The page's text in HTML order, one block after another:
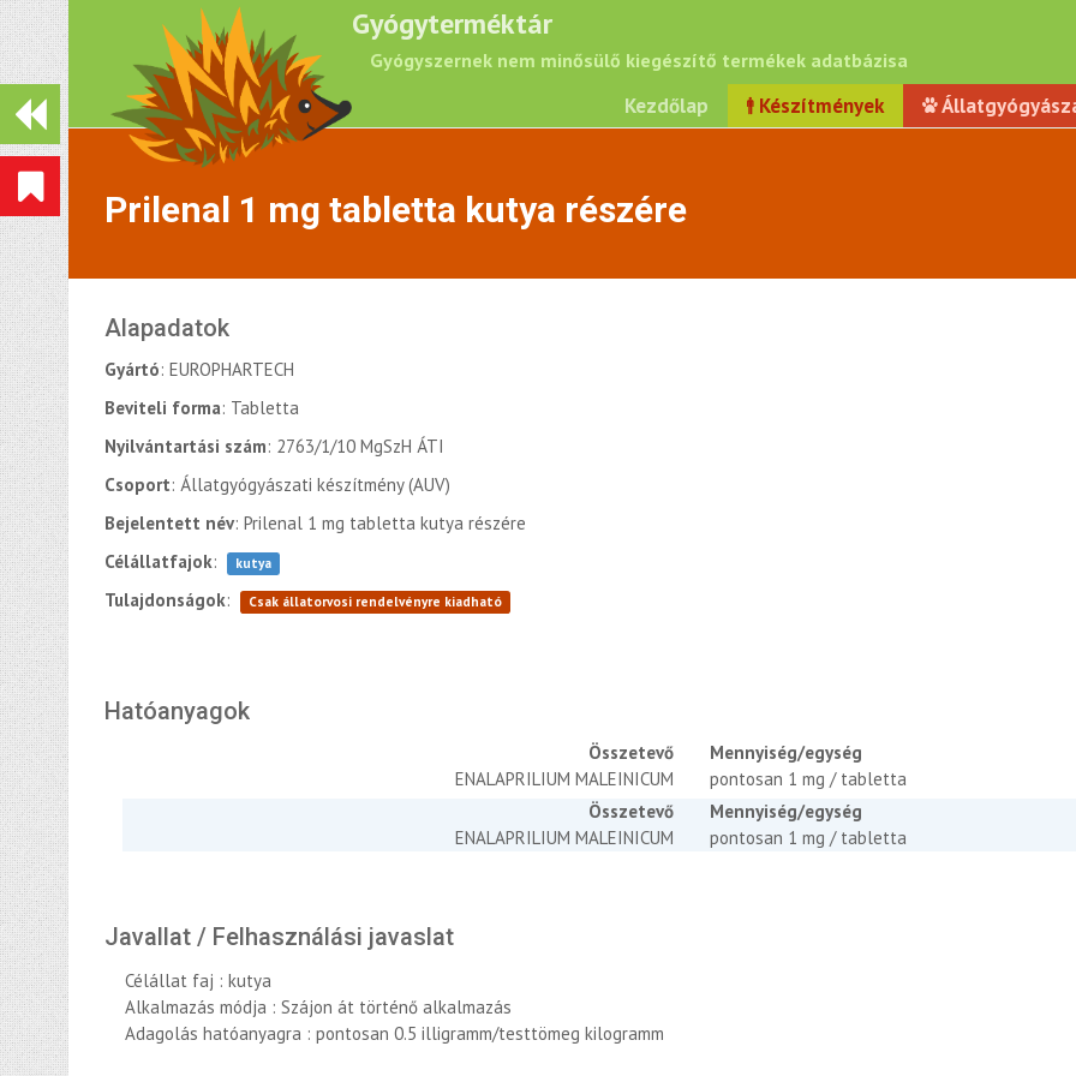
Gyógyterméktár
Gyógyszernek nem minősülő kiegészítő termékek adatbázisa
Kezdőlap Készítmények
Prilenal 1 mg tabletta kutya részére
Alapadatok
Gyártó: EUROPHARTECH
Beviteli forma: Tabletta
Nyilvántartási szám: 2763/1/10 MgSzH ÁTI
Csoport: Állatgyógyászati készítmény (AUV)
Bejelentett név: Prilenal 1 mg tabletta kutya részére
Célállatfajok: kutya
Tulajdonságok: Csak állatorvosi rendelvényre kiadható
Hatóanyagok
Összetevő
Mennyiség/egység
ENALAPRILIUM MALEINICUM
pontosan 1 mg / tabletta
Összetevő
Mennyiség/egység
ENALAPRILIUM MALEINICUM
pontosan 1 mg / tabletta
Javallat / Felhasználási javaslat
Célállat faj : kutya
Alkalmazás módja : Szájon át történő alkalmazás
Adagolás hatóanyagra : pontosan 0.5 illigramm/testtömeg kilogramm